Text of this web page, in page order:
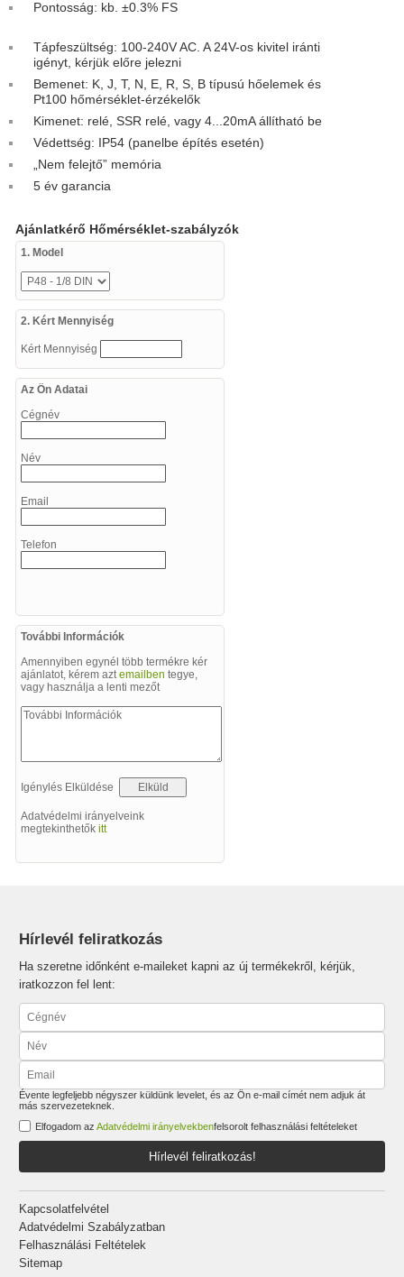
Pontosság: kb. ±0.3% FS
Tápfeszültség: 100-240V AC. A 24V-os kivitel iránti
igényt, kérjük előre jelezni
Bemenet: K, J, T, N, E, R, S, B típusú hőelemek és
Pt100 hőmérséklet-érzékelők
Kimenet: relé, SSR relé, vagy 4...20mA állítható be
Védettség: IP54 (panelbe építés esetén)
„Nem felejtő” memória
5 év garancia
Ajánlatkérő Hőmérséklet-szabályzók
1. Model
2. Kért Mennyiség
Kért Mennyiség
Az Ön Adatai
Cégnév
Név
Email
Telefon
További Információk
Amennyiben egynél több termékre kér
ajánlatot, kérem aztemailben tegye,
vagy használja a lenti mezőt
Igénylés Elküldése
Adatvédelmi irányelveink
megtekinthetőkitt
Hírlevél feliratkozás
Ha szeretne időnként e-maileket kapni az új termékekről, kérjük,
iratkozzon fel lent:
Évente legfeljebb négyszer küldünk levelet, és az Ön e-mail címét nem adjuk át
más szervezeteknek.
Elfogadom azAdatvédelmi irányelvekbenfelsorolt felhasználási feltételeket
Hírlevél feliratkozás!
Kapcsolatfelvétel
Adatvédelmi Szabályzatban
Felhasználási Feltételek
Sitemap